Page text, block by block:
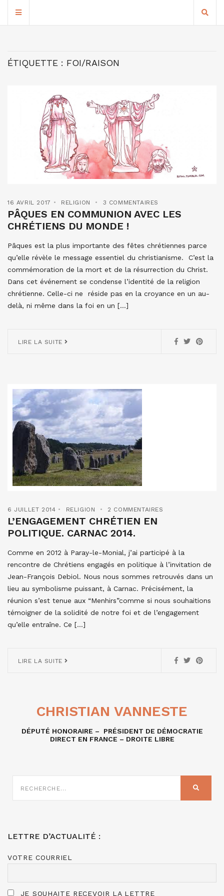
ÉTIQUETTE : FOI/RAISON
16 AVRIL 2017 RELIGION 3 COMMENTAIRES
PÂQUES EN COMMUNION AVEC LES
CHRÉTIENS DU MONDE !
Pâques est la plus importante des fêtes chrétiennes parce
qu’elle révèle le message essentiel du christianisme. C’est la
commémoration de la mort et de la résurrection du Christ.
Dans cet événement se condense l’identité de la religion
chrétienne. Celle-ci ne réside pas en la croyance en un au-
delà, ni même dans la foi en un […]
LIRE LA SUITE
6 JUILLET 2014 RELIGION 2 COMMENTAIRES
L’ENGAGEMENT CHRÉTIEN EN
POLITIQUE. CARNAC 2014.
Comme en 2012 à Paray-le-Monial, j’ai participé à la
rencontre de Chrétiens engagés en politique à l’invitation de
Jean-François Debiol. Nous nous sommes retrouvés dans un
lieu au symbolisme puissant, à Carnac. Précisément, la
réunion s’est tenue aux “Menhirs”comme si nous souhaitions
témoigner de la solidité de notre foi et de l’engagement
qu’elle entraîne. Ce […]
LIRE LA SUITE
CHRISTIAN VANNESTE
DÉPUTÉ HONORAIRE – PRÉSIDENT DE DÉMOCRATIE
DIRECT EN FRANCE – DROITE LIBRE
SUR
LETTRE D’ACTUALITÉ :
VOTRE COURRIEL
JE SOUHAITE RECEVOIR LA LETTRE